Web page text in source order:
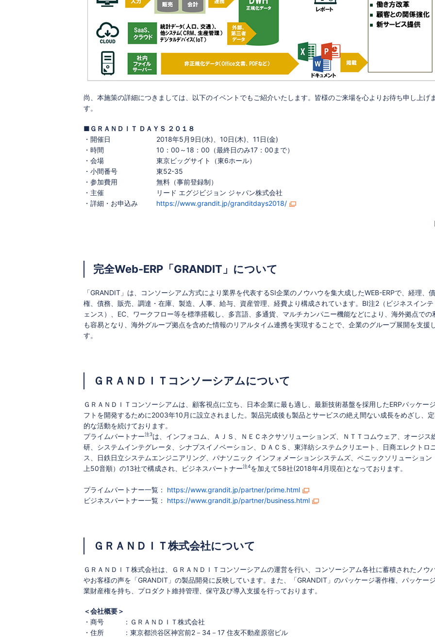
尚、本施策の詳細につきましては、以下のイベントでもご紹介いたします。皆様のご来場を心よりお待ち申し上げ
す。
■ＧＲＡＮＤＩＴ ＤＡＹＳ ２０１８
・開催日
2018年5月9日(水)、10日(木)、11日(金)
・時間
10：00～18：00（最終日のみ17：00まで）
・会場
東京ビッグサイト（東6ホール）
・小間番号
東52-35
・参加費用
無料（事前登録制）
・主催
リード エグジビジョン ジャパン株式会社
・詳細・お申込み
https://www.grandit.jp/granditdays2018/
完全Web-ERP「GRANDIT」について
「GRANDIT」は、コンソーシアム方式により業界を代表するSI企業のノウハウを集大成したWEB-ERPで、経理、債
権、債務、販売、調達・在庫、製造、人事、給与、資産管理、経費より構成されています。BI注2（ビジネスイン
ェンス）、EC、ワークフロー等を標準搭載し、多言語、多通貨、マルチカンパニー機能などにより、海外拠点での
も容易となり、海外グループ拠点を含めた情報のリアルタイム連携を実現することで、企業のグループ展開を支援
す。
ＧＲＡＮＤＩＴコンソーシアムについて
ＧＲＡＮＤＩＴコンソーシアムは、顧客視点に立ち、日本企業に最も適し、最新技術基盤を採用したERPパッケー
フトを開発するために2003年10月に設立されました。製品完成後も製品とサービスの絶え間ない成長をめざし、
的な活動を続けております。
プライムパートナー注3は、インフォコム、ＡＪＳ、ＮＥＣネクサソリューションズ、ＮＴＴコムウェア、オージス
研、システムインテグレータ、シナプスイノベーション、ＤＡＣＳ、東洋紡システムクリエート、日商エレクトロ
ス、日鉄日立システムエンジニアリング、パナソニック インフォメーションシステムズ、ベニックソリューション
上50音順）の13社で構成され、ビジネスパートナー注4を加えて58社(2018年4月現在)となっております。
プライムパートナー一覧： https://www.grandit.jp/partner/prime.html
ビジネスパートナー一覧： https://www.grandit.jp/partner/business.html
ＧＲＡＮＤＩＴ株式会社について
ＧＲＡＮＤＩＴ株式会社は、ＧＲＡＮＤＩＴコンソーシアムの運営を行い、コンソーシアム各社に蓄積されたノウ
やお客様の声を「GRANDIT」の製品開発に反映しています。また、「GRANDIT」のパッケージ著作権、パッケー
業財産権を持ち、プロダクト維持管理、保守及び導入支援を行っております。
＜会社概要＞
・商号
：ＧＲＡＮＤＩＴ株式会社
・住所
：東京都渋谷区神宮前2－34－17 住友不動産原宿ビル